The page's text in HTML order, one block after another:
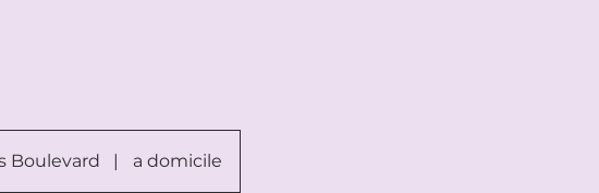
Boulevard a domicile